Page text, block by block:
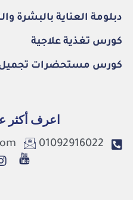
دبلومة العناية بالبشرة
كورس تغذية علاجية
كورس مستحضرات
اعرف أكثر
01092916022